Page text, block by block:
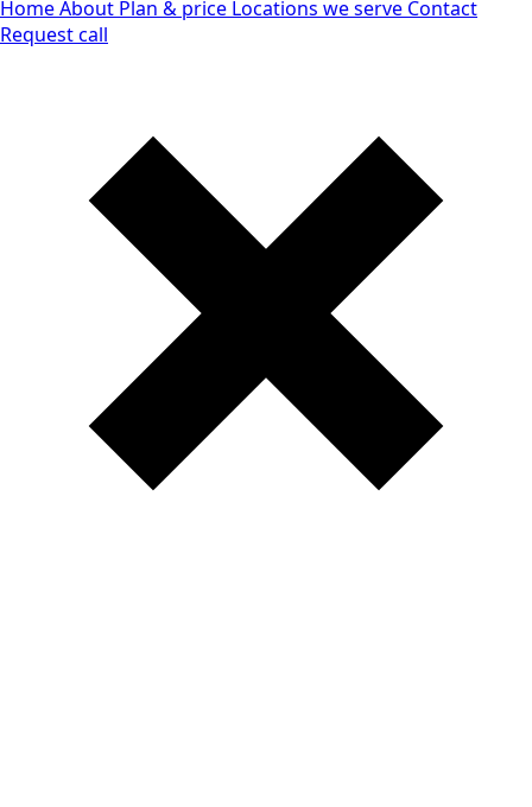
HomeAbout Plan & price Locations we serve Contact
Request call